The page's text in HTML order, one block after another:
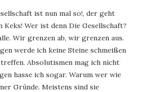
ist nun mal so!, der geht
Wer ist denn Die Gesellschaft?
Wir grenzen ab, wir grenzen aus.
werde ich keine Steine schmeißen
Absolutismen mag ich nicht
hasse ich sogar. Warum wer wie
Gründe. Meistens sind sie